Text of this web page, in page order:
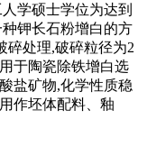
学硕士学位为达到
种钾长石粉增白的方
碎处理,破碎粒径为2
于陶瓷除铁增白选
盐矿物,化学性质稳
作坯体配料、釉